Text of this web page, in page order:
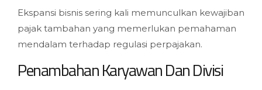
Ekspansi bisnis sering kali memunculkan kewajiban
pajak tambahan yang memerlukan pemahaman
mendalam terhadap regulasi perpajakan.
Penambahan Karyawan Dan Divisi